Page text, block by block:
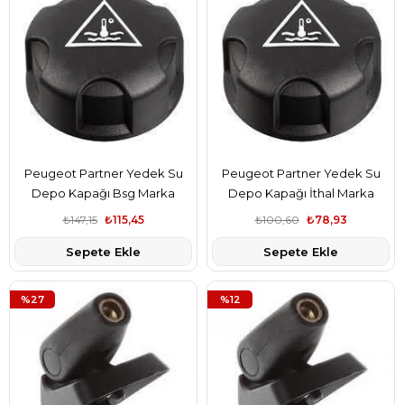
Peugeot Partner Yedek Su
Depo Kapağı Bsg Marka
1306.J5
₺115,45
₺147,15
Sepete Ekle
Peugeot Partner Yedek Su
Depo Kapağı İthal Marka
1306.J5₺78,93
₺100,60
Sepete Ekle
%27 %12